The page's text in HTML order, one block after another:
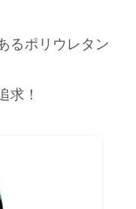
るポリウレタン
求！